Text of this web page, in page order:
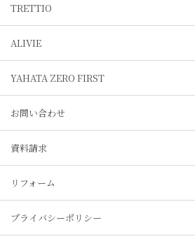
TRETTIO
ALIVIE
YAHATA ZERO FIRST
お問い合わせ
資料請求
リフォーム
プライバシーポリシー